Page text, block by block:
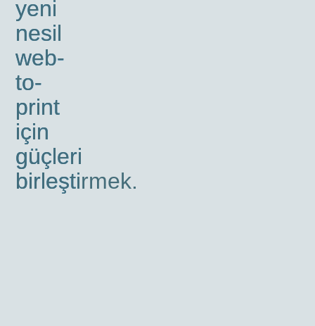
yeni
nesil
web-
to-
print
için
güçleri
birleştirmek.